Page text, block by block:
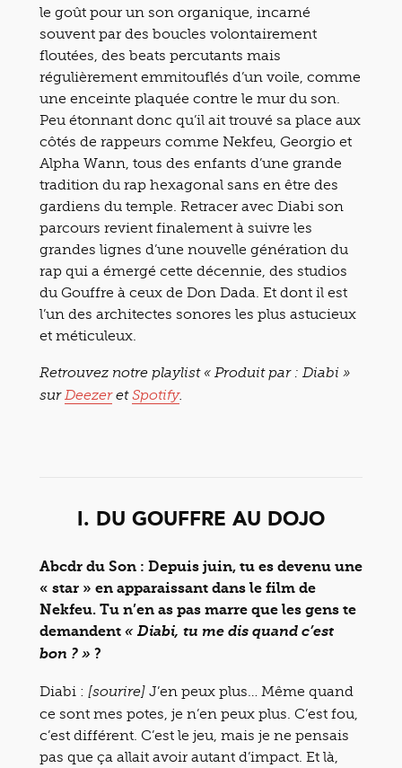
le goût pour un son organique, incarné
souvent par des boucles volontairement
floutées, des beats percutants mais
régulièrement emmitouflés d’un voile, comme
une enceinte plaquée contre le mur du son.
Peu étonnant donc qu’il ait trouvé sa place aux
côtés de rappeurs comme Nekfeu, Georgio et
Alpha Wann, tous des enfants d’une grande
tradition du rap hexagonal sans en être des
gardiens du temple. Retracer avec Diabi son
parcours revient finalement à suivre les
grandes lignes d’une nouvelle génération du
rap qui a émergé cette décennie, des studios
du Gouffre à ceux de Don Dada. Et dont il est
l’un des architectes sonores les plus astucieux
et méticuleux.
Retrouvez notre playlist « Produit par : Diabi »
surDeezeretSpotify.
I. DU GOUFFRE AU DOJO
Abcdr du Son : Depuis juin, tu es devenu une
« star » en apparaissant dans le film de
Nekfeu. Tu n’en as pas marre que les gens te
demandent « Diabi, tu me dis quand c’est
bon ? » ?
Diabi : [sourire] J’en peux plus… Même quand
ce sont mes potes, je n’en peux plus. C’est fou,
c’est différent. C’est le jeu, mais je ne pensais
pas que ça allait avoir autant d’impact. Et là,